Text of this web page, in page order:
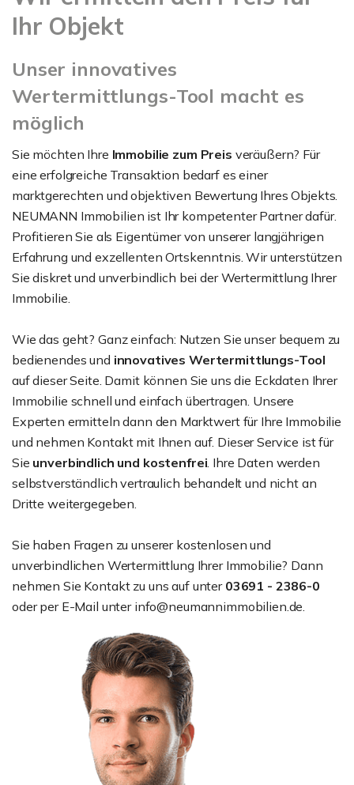
Ihr Objekt
Unser innovatives
Wertermittlungs-Tool macht es
möglich
Sie möchten Ihre Immobilie zum Preis veräußern? Für
eine erfolgreiche Transaktion bedarf es einer
marktgerechten und objektiven Bewertung Ihres Objekts.
NEUMANN Immobilien ist Ihr kompetenter Partner dafür.
Profitieren Sie als Eigentümer von unserer langjährigen
Erfahrung und exzellenten Ortskenntnis. Wir unterstützen
Sie diskret und unverbindlich bei der Wertermittlung Ihrer
Immobilie.
Wie das geht? Ganz einfach: Nutzen Sie unser bequem zu
bedienendes und innovatives Wertermittlungs-Tool
auf dieser Seite. Damit können Sie uns die Eckdaten Ihrer
Immobilie schnell und einfach übertragen. Unsere
Experten ermitteln dann den Marktwert für Ihre Immobilie
und nehmen Kontakt mit Ihnen auf. Dieser Service ist für
Sie unverbindlich und kostenfrei. Ihre Daten werden
selbstverständlich vertraulich behandelt und nicht an
Dritte weitergegeben.
Sie haben Fragen zu unserer kostenlosen und
unverbindlichen Wertermittlung Ihrer Immobilie? Dann
nehmen Sie Kontakt zu uns auf unter03691 - 2386-0
oder per E-Mail unter info@neumannimmobilien.de.